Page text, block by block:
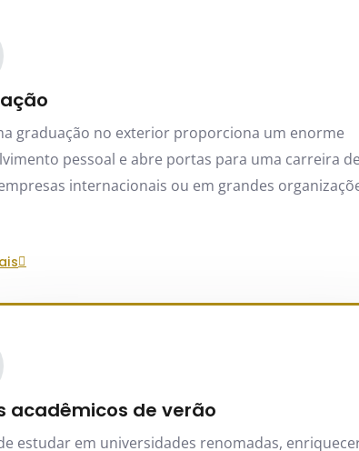
graduação no exterior proporciona um enorme
pessoal e abre portas para uma carreira
internacionais ou em grandes
acadêmicos de verão
estudar em universidades renomadas,